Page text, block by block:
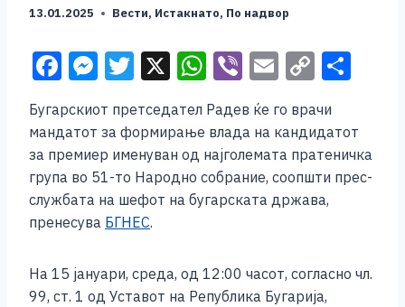
13.01.2025 Вести, Истакнато, По надвор
F
c
e
b
o
o
k
M
ss
e
n
g
er
T
tt
er
X W
h
at
s
A
p
Vi
b
er
E
ai
l
C
p
y
Li
n
ar
e
Бугарскиот претседател Радев ќе го врачи
мандатот за формирање влада на кандидатот
за премиер именуван од најголемата пратеничка
група во 51-то Народно собрание, соопшти прес-
службата на шефот на бугарската држава,
пренесува БГНЕС.
На 15 јануари, среда, од 12:00 часот, согласно чл.
99, ст. 1 од Уставот на Република Бугарија,